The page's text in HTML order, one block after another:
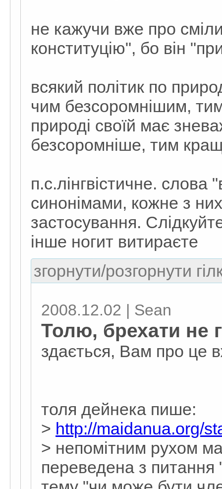
не кажучи вже про
конституцію", бо він
всякий політик по
чим безсоромнішим,
природі своїй має
безсоромніше, тим
п.с.лінгвістичне. слова
синонімами, кожне з
застосування.
інше ногит витираєте
згорнути/розгорнути
2008.12.02 | Sean
Толю, брехати не
здається, Вам про це
толя дейнека пише:
> http://maidanua.org/
> непомітним рухом
переведена з